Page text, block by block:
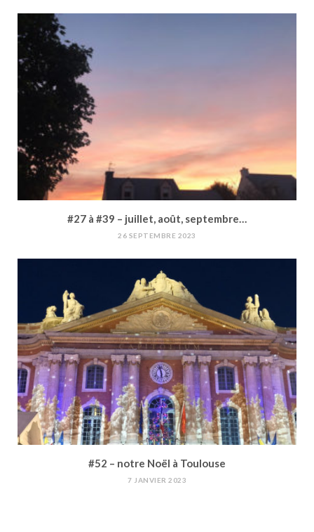
#27 à #39 – juillet, août, septembre…
26 SEPTEMBRE 2023
#52 – notre Noël à Toulouse
7 JANVIER 2023